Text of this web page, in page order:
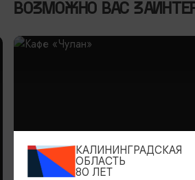
ВОЗМОЖНО ВАС
КАЛИНИНГРАДСКАЯ
ОБЛАСТЬ
80 ЛЕТ